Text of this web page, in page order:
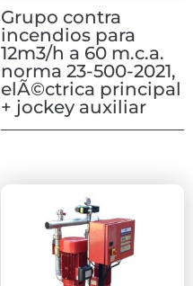
Grupo contra
incendios para
12m3/h a 60 m.c.a.
norma 23-500-2021,
elÃ©ctrica principal
+ jockey auxiliar